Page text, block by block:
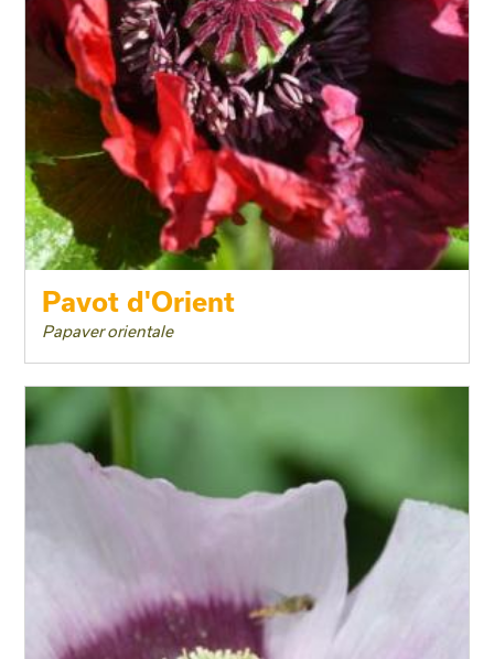
Pavot d'Orient
Papaver orientale
Taille adulte
Floraison
Exposition